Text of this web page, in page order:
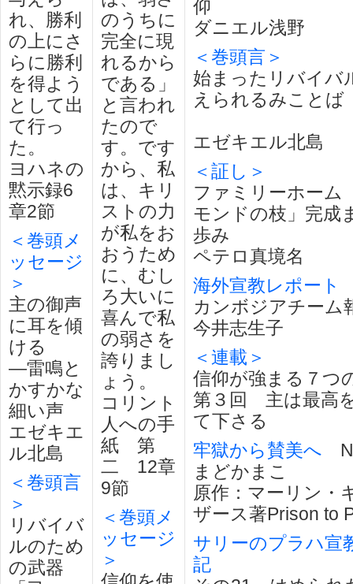
れ、勝利
の上にさ
らに勝利
を得よう
として出
て行っ
た。
ヨハネの
黙示録6
章2節
＜巻頭メ
ッセージ
＞
主の御声
に耳を傾
ける
―雷鳴と
かすかな
細い声
エゼキエ
ル北島
＜巻頭言
＞
リバイバ
ルのため
の武器
のうちに
完全に現
れるから
である」
と言われ
たので
す。です
から、私
は、キリ
ストの力
が私をお
おうため
に、むし
ろ大いに
喜んで私
の弱さを
誇りまし
ょう。
コリント
人への手
紙 第
二 12章
9節
＜巻頭メ
ッセージ
＞
仰
ダニエル浅野
＜巻頭言＞
始まったリバイバ
えられるみことば
エゼキエル北島
＜証し＞
ファミリーホーム
モンドの枝」完成
歩み
ペテロ真境名
海外宣教レポート
カンボジアチーム
今井志生子
＜連載＞
信仰が強まる７つ
第３回 主は最高
て下さる
牢獄から賛美へ
まどかまこ
原作：マーリン・
ザース著Prison to
サリーのプラハ宣
記